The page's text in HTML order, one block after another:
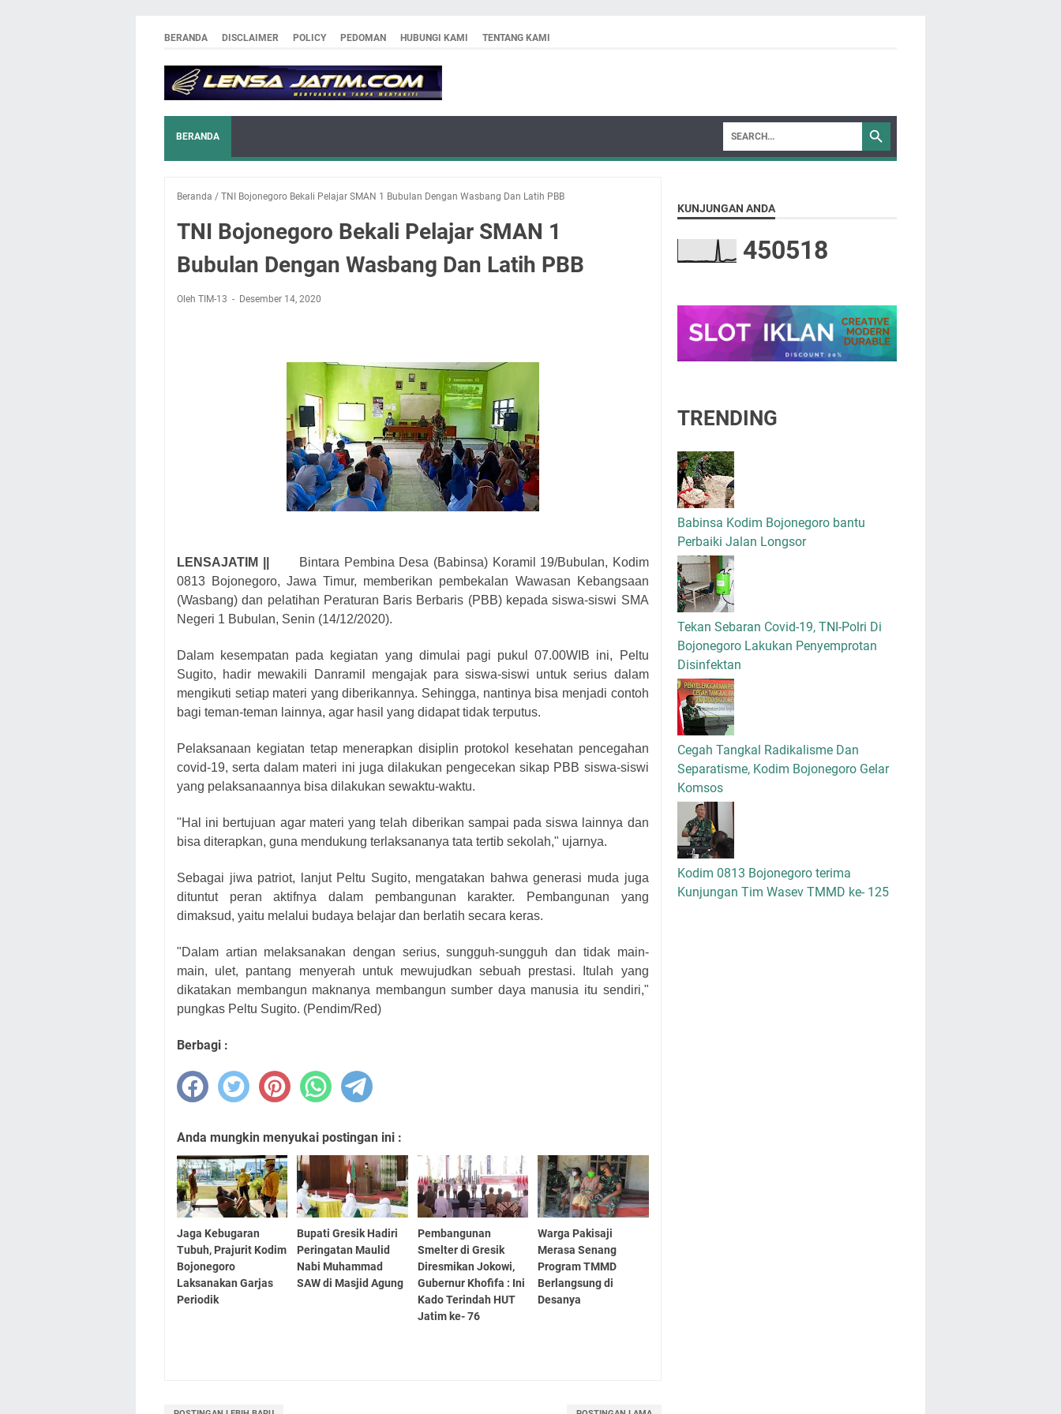
BERANDA DISCLAIMER POLICY PEDOMAN HUBUNGI KAMI TENTANG KAMI
BERANDA
Beranda / TNI Bojonegoro Bekali Pelajar SMAN 1 Bubulan Dengan Wasbang Dan Latih PBB
TNI Bojonegoro Bekali Pelajar SMAN 1
Bubulan Dengan Wasbang Dan Latih PBB
Oleh TIM-13 Desember 14, 2020
LENSAJATIM ||
Bintara Pembina Desa (Babinsa) Koramil 19/Bubulan, Kodim
0813 Bojonegoro, Jawa Timur, memberikan pembekalan Wawasan Kebangsaan
(Wasbang) dan pelatihan Peraturan Baris Berbaris (PBB) kepada siswa-siswi SMA
Negeri 1 Bubulan, Senin (14/12/2020).
Dalam kesempatan pada kegiatan yang dimulai pagi pukul 07.00WIB ini, Peltu
Sugito, hadir mewakili Danramil mengajak para siswa-siswi untuk serius dalam
mengikuti setiap materi yang diberikannya. Sehingga, nantinya bisa menjadi contoh
bagi teman-teman lainnya, agar hasil yang didapat tidak terputus.
Pelaksanaan kegiatan tetap menerapkan disiplin protokol kesehatan pencegahan
covid-19, serta dalam materi ini juga dilakukan pengecekan sikap PBB siswa-siswi
yang pelaksanaannya bisa dilakukan sewaktu-waktu.
"Hal ini bertujuan agar materi yang telah diberikan sampai pada siswa lainnya dan
bisa diterapkan, guna mendukung terlaksananya tata tertib sekolah," ujarnya.
Sebagai jiwa patriot, lanjut Peltu Sugito, mengatakan bahwa generasi muda juga
dituntut peran aktifnya dalam pembangunan karakter. Pembangunan yang
dimaksud, yaitu melalui budaya belajar dan berlatih secara keras.
"Dalam artian melaksanakan dengan serius, sungguh-sungguh dan tidak main-
main, ulet, pantang menyerah untuk mewujudkan sebuah prestasi. Itulah yang
dikatakan membangun maknanya membangun sumber daya manusia itu sendiri,"
pungkas Peltu Sugito. (Pendim/Red)
Berbagi :
Anda mungkin menyukai postingan ini :
Jaga Kebugaran
Tubuh, Prajurit Kodim
Bojonegoro
Laksanakan Garjas
Periodik
Bupati Gresik Hadiri
Peringatan Maulid
Nabi Muhammad
SAW di Masjid Agung
Pembangunan
Smelter di Gresik
Diresmikan Jokowi,
Gubernur Khofifa : Ini
Kado Terindah HUT
Jatim ke- 76
Warga Pakisaji
Merasa Senang
Program TMMD
Berlangsung di
Desanya
KUNJUNGAN ANDA
450518
TRENDING
Babinsa Kodim Bojonegoro bantu
Perbaiki Jalan Longsor
Tekan Sebaran Covid-19, TNI-Polri Di
Bojonegoro Lakukan Penyemprotan
Disinfektan
Cegah Tangkal Radikalisme Dan
Separatisme, Kodim Bojonegoro Gelar
Komsos
Kodim 0813 Bojonegoro terima
Kunjungan Tim Wasev TMMD ke- 125